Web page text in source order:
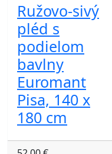
Ružovo-sivý
pléd s
podielom
bavlny
Euromant
Pisa, 140 x
180 cm